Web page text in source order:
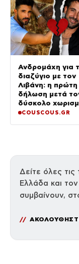
Ανδρομάχη για
διαζύγιο με τον
Λιβάνη: η πρώτη
δήλωση μετά
δύσκολο
«Όποιος έχει…»
COUSCOUS.GR
Δείτε όλες τις
Ελλάδα και
συμβαίνουν,